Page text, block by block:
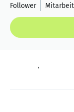
Follower
Neuigkeiten